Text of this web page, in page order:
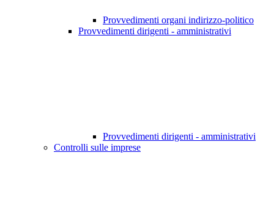
Provvedimenti organi indirizzo-politico
Provvedimenti dirigenti - amministrativi
Provvedimenti dirigenti - amministrativi
Controlli sulle imprese